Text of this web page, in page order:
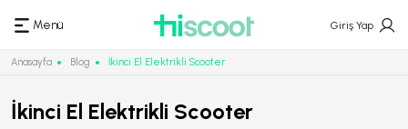
Menü Giriş Yap
Anasayfa Blog İkinci El Elektrikli Scooter
İkinci El Elektrikli Scooter